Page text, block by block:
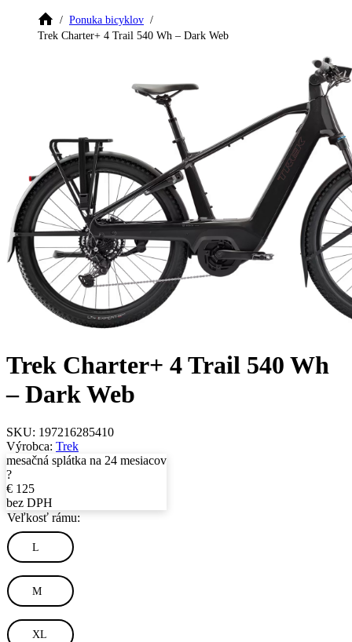
Ponuka bicyklov
Trek Charter+ 4 Trail 540 Wh – Dark Web
Trek Charter+ 4 Trail 540 Wh
– Dark Web
SKU: 197216285410
Výrobca: Trek
mesačná splátka na 24 mesiacov
?
€ 125
bez DPH
Veľkosť rámu:
L
M
XL